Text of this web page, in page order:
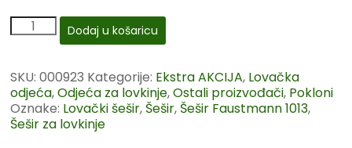
Dodaj u košaricu
SKU:000923 Kategorije: Ekstra AKCIJA, Lovačka
odjeća,Odjeća za lovkinje,Ostali proizvođači, Pokloni
Oznake: Lovački šešir, Šešir, Šešir Faustmann 1013,
Šešir za lovkinje